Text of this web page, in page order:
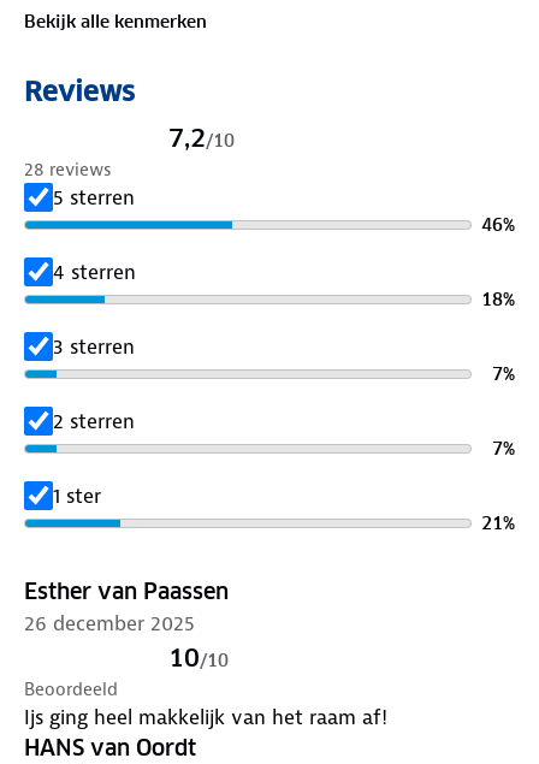
Bekijk alle kenmerken
Reviews
7,2/10
28 reviews
5 sterren
46%
4 sterren
18%
3 sterren
7%
2 sterren
7%
1 ster
21%
Esther van Paassen
26 december 2025
10/10
Beoordeeld
Ijs ging heel makkelijk van het raam af!
HANS van Oordt